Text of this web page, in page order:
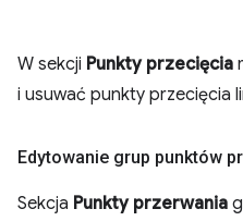
W sekcji Punkty przecięcia
i usuwać punkty przecięcia
Edytowanie grup punktów
Sekcja Punkty przerwania